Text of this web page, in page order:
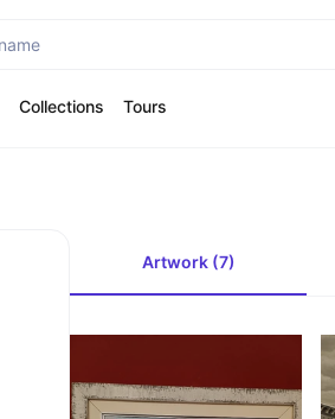
Collections Tours
Artwork (7)